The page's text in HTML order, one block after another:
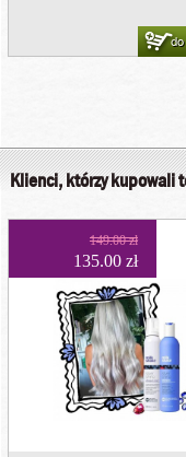
Klienci, którzy kupowali
149.00 zł
135.00 zł